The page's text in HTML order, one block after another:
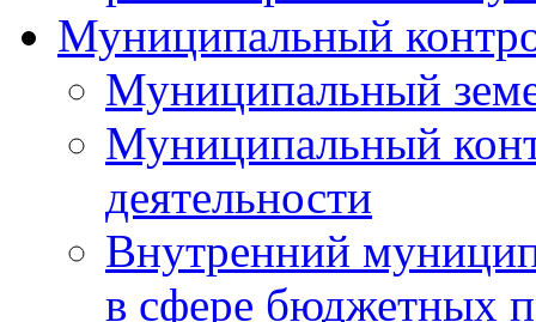
Муниципальный
Муниципальный
Муниципальный
деятельности
Внутренний
в сфере бюджетных